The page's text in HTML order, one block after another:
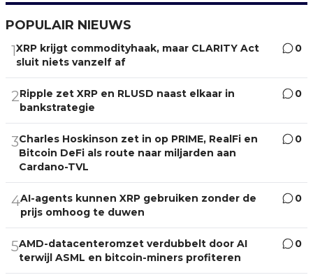
POPULAIR NIEUWS
1XRP krijgt commodityhaak, maar CLARITY Act
sluit niets vanzelf af
0
2Ripple zet XRP en RLUSD naast elkaar in
bankstrategie
0
3Charles Hoskinson zet in op PRIME, RealFi en
Bitcoin DeFi als route naar miljarden aan
Cardano-TVL
0
4AI-agents kunnen XRP gebruiken zonder de
prijs omhoog te duwen
0
5AMD-datacenteromzet verdubbelt door AI
terwijl ASML en bitcoin-miners profiteren
0